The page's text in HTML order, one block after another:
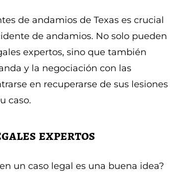
de andamios de Texas es crucial
de andamios. No solo pueden
expertos, sino que también
y la negociación con las
en recuperarse de sus lesiones
caso.
expertos
un caso legal es una buena idea?